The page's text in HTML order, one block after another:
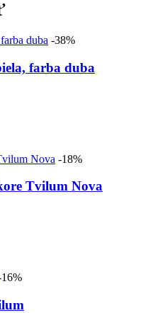
-38%
farba duba
-18%
Tvilum Nova